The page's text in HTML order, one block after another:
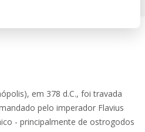
em 378 d.C., foi travada
pelo imperador Flavius
- principalmente de ostrogodos